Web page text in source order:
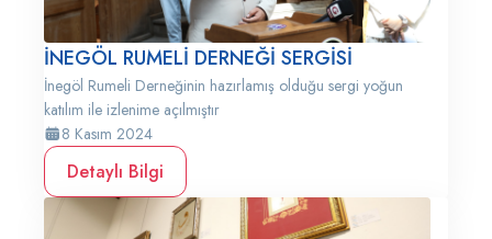
İNEGÖL RUMELİ DERNEĞİ SERGİSİ
İnegöl Rumeli Derneğinin hazırlamış olduğu sergi yoğun
katılım ile izlenime açılmıştır
8 Kasım 2024
Detaylı Bilgi